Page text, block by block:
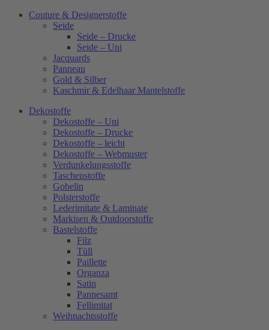
Couture & Designerstoffe
Seide
Seide – Drucke
Seide – Uni
Jacquards
Panneau
Gold & Silber
Kaschmir & Edelhaar Mantelstoffe
Dekostoffe
Dekostoffe – Uni
Dekostoffe – Drucke
Dekostoffe – leicht
Dekostoffe – Webmuster
Verdunkelungsstoffe
Taschenstoffe
Gobelin
Polsterstoffe
Lederimitate & Laminate
Markisen & Outdoorstoffe
Bastelstoffe
Filz
Tüll
Paillette
Organza
Satin
Pannesamt
Fellimitat
Weihnachtsstoffe